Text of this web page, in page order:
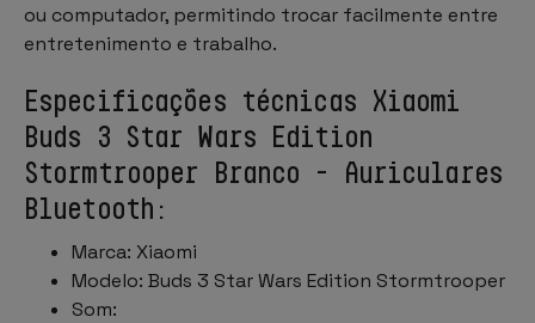
ou computador, permitindo trocar facilmente entre
entretenimento e trabalho.
Especificações técnicas Xiaomi
Buds 3 Star Wars Edition
Stormtrooper Branco - Auriculares
Bluetooth:
Marca: Xiaomi
Modelo: Buds 3 Star Wars Edition Stormtrooper
Som: